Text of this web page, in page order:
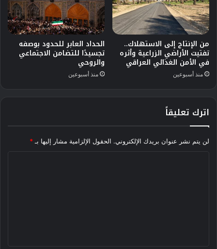
من الإنتاج إلى الاستهلاك..
تفتيت الأراضي الزراعية وأثره
في الأمن الغذائي العراقي
منذ أسبوعين
الحداد العابر للحدود بوصفه
تجسيدًا للتضامن الاجتماعي
والروحي
منذ أسبوعين
اترك تعليقاً
لن يتم نشر عنوان بريدك الإلكتروني. الحقول الإلزامية مشار إليها بـ *